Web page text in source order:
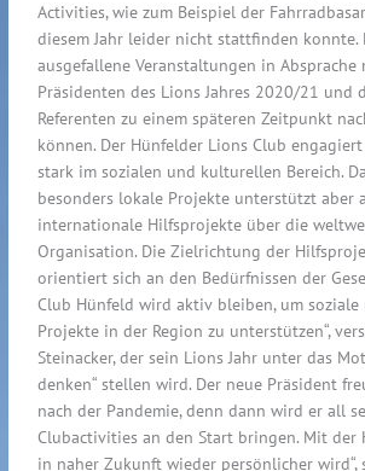
Activities, wie zum Beispiel der
diesem Jahr leider nicht stattfinden konnte.
ausgefallene Veranstaltungen in Absprache
Präsidenten des Lions Jahres 2020/21 und
Referenten zu einem späteren Zeitpunkt
können. Der Hünfelder Lions Club
stark im sozialen und kulturellen Bereich.
besonders lokale Projekte unterstützt aber
internationale Hilfsprojekte über die
Organisation. Die Zielrichtung der
orientiert sich an den Bedürfnissen der
Club Hünfeld wird aktiv bleiben, um
Projekte in der Region zu unterstützen“,
Steinacker, der sein Lions Jahr unter das
denken“ stellen wird. Der neue Präsident
nach der Pandemie, denn dann wird er all
Clubactivities an den Start bringen. Mit der
in naher Zukunft wieder persönlicher wird“,